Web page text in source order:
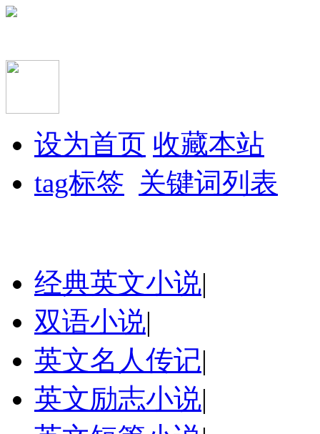
设为首页 收藏本站
tag标签 关键词列表
经典英文小说|
双语小说|
英文名人传记|
英文励志小说|